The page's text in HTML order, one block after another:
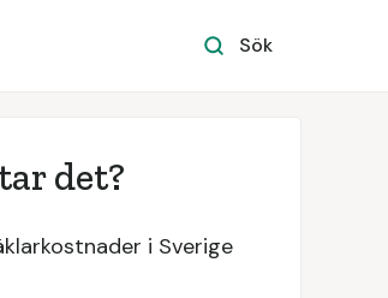
Sök
det?
i Sverige